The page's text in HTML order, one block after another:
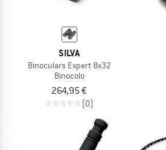
SILVA
Binoculars Expert 8x32
Binocolo
264,95 €
(0)